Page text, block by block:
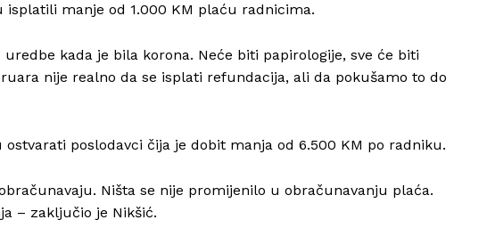
Info
manje od 1.000 KM plaću radnicima.
kada je bila korona. Neće biti papirologije, sve će biti
nije realno da se isplati refundacija, ali da pokušamo to do
poslodavci čija je dobit manja od 6.500 KM po radniku.
Ništa se nije promijenilo u obračunavanju plaća.
– zaključio je Nikšić.